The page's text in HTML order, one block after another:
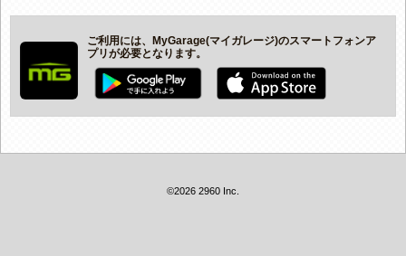
ご利用には、MyGarage(マイガレージ)のスマートフォンア
プリが必要となります。
©2026 2960 Inc.